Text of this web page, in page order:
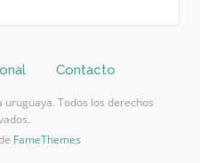
Contacto
Todos los derechos
FameThemes